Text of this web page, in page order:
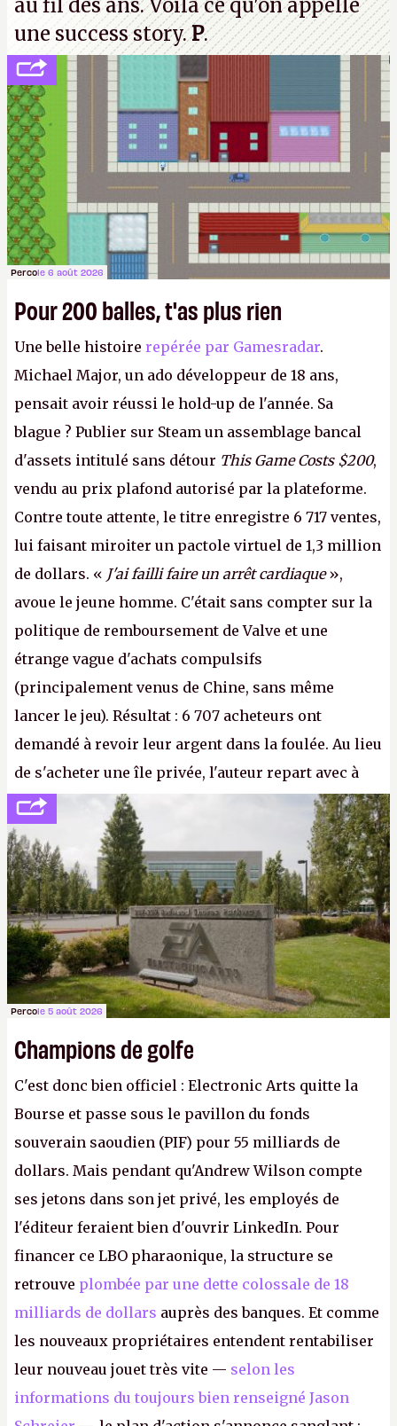
au fil des ans. Voilà ce qu'on appelle
une success story.P.
Percole 6 août 2026
Pour 200 balles, t'as plus rien
Une belle histoire repérée par Gamesradar.
Michael Major, un ado développeur de 18 ans,
pensait avoir réussi le hold-up de l'année. Sa
blague ? Publier sur Steam un assemblage bancal
d'assets intitulé sans détour This Game Costs $200,
vendu au prix plafond autorisé par la plateforme.
Contre toute attente, le titre enregistre 6 717 ventes,
lui faisant miroiter un pactole virtuel de 1,3 million
de dollars. « J'ai failli faire un arrêt cardiaque»,
avoue le jeune homme. C'était sans compter sur la
politique de remboursement de Valve et une
étrange vague d'achats compulsifs
(principalement venus de Chine, sans même
lancer le jeu). Résultat : 6 707 acheteurs ont
demandé à revoir leur argent dans la foulée. Au lieu
de s'acheter une île privée, l'auteur repart avec à
peine 2 000 dollars en poche. C'est toujours plus
cher payé que le temps passé à dev, mais ça
apprendra aux petits malins qu'on ne braque pas
Gabe Newell aussi facilement.P.
Percole 5 août 2026
Champions de golfe
C'est donc bien officiel : Electronic Arts quitte la
Bourse et passe sous le pavillon du fonds
souverain saoudien (PIF) pour 55 milliards de
dollars. Mais pendant qu'Andrew Wilson compte
ses jetons dans son jet privé, les employés de
l'éditeur feraient bien d'ouvrir LinkedIn. Pour
financer ce LBO pharaonique, la structure se
retrouve plombée par une dette colossale de 18
milliards de dollars auprès des banques. Et comme
les nouveaux propriétaires entendent rentabiliser
leur nouveau jouet très vite — selon les
informations du toujours bien renseigné Jason